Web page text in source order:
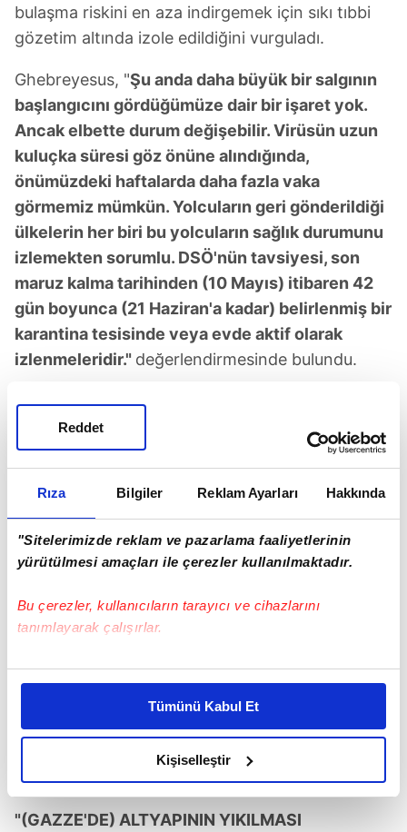
Rıza Bilgiler Reklam Ayarları Hakkında
"Sitelerimizde reklam ve pazarlama faaliyetlerinin
yürütülmesi amaçları ile çerezler kullanılmaktadır.
Bu çerezler, kullanıcıların tarayıcı ve cihazlarını
tanımlayarak çalışırlar.
Bu çerezlere izin vermeniz halinde sizlere özel
daha iyi reklam deneyimi yaşatabiliriz. Bunu yaparken
amacımızın size daha iyi bir reklam deneyimi sunmak
olduğunu ve sizlere en iyi içerikleri sunabilmek adına
elimizden gelen çabayı gösterdiğimizi ve bu noktada,
reklamların maliyetlerimizi karşılamak noktasında tek gelir
kalemimiz olduğunu sizlere hatırlatmak isteriz.
Tümünü Kabul Et
Kişiselleştir
Reddet
bulaşma riskini en aza indirgemek için sıkı tıbbi
gözetim altında izole edildiğini vurguladı.
Ghebreyesus, "Şu anda daha büyük bir salgının
başlangıcını gördüğümüze dair bir işaret yok.
Ancak elbette durum değişebilir. Virüsün uzun
kuluçka süresi göz önüne alındığında,
önümüzdeki haftalarda daha fazla vaka
görmemiz mümkün. Yolcuların geri gönderildiği
ülkelerin her biri bu yolcuların sağlık durumunu
izlemekten sorumlu. DSÖ'nün tavsiyesi, son
maruz kalma tarihinden (10 Mayıs) itibaren 42
gün boyunca (21 Haziran'a kadar) belirlenmiş bir
karantina tesisinde veya evde aktif olarak
izlenmeleridir." değerlendirmesinde bulundu.
Semptom gösteren herkesin derhal izole ve
tedavi edilmesi gerektiğine değinen
Ghebreyesus, DSÖ'nün, virüsten etkilenen tüm
çalışmaya devam edeceğinin altını çizdi.
"(GAZZE'DE) ALTYAPININ YIKILMASI